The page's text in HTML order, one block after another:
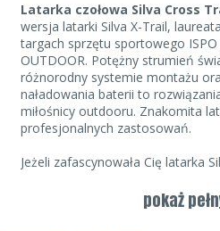
Latarka czołowa Silva Cross
wersja latarki Silva X-Trail,
targach sprzętu sportowego
OUTDOOR. Potężny strumień
różnorodny systemie montażu
naładowania baterii to
miłośnicy outdooru. Znakomita
profesjonalnych zastosowań.
Jeżeli zafascynowała Cię latarka
SILVA CROSS TRAIL II.
latarki Silva X-Trail to typowy
pokaż